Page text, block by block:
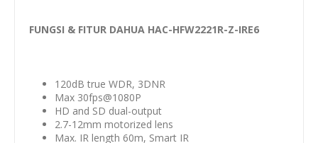
FUNGSI & FITUR DAHUA HAC-HFW2221R-Z-IRE6
120dB true WDR, 3DNR
Max 30fps@1080P
HD and SD dual-output
2.7-12mm motorized lens
Max. IR length 60m, Smart IR